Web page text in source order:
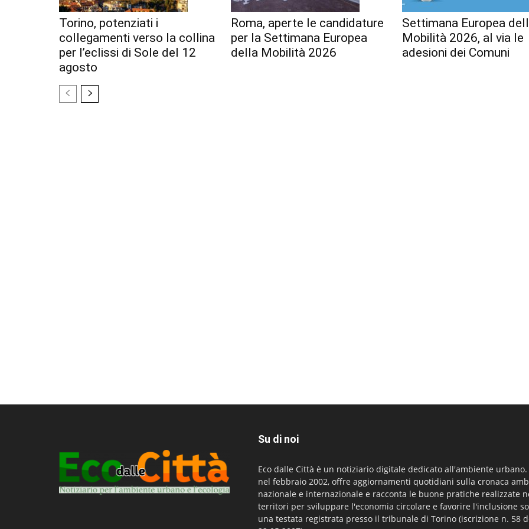
Torino, potenziati i
collegamenti verso la collina
per l’eclissi di Sole del 12
agosto
Roma, aperte le candidature
per la Settimana Europea
della Mobilità 2026
Settimana Europea
Mobilità 2026, al via le
adesioni dei Comuni
Su di noi
Eco dalle Città è un notiziario digitale dedicato all'ambiente
nel febbraio 2002, offre aggiornamenti quotidiani sulla cronaca
nazionale e internazionale e racconta le buone pratiche realizzate
territori per sviluppare l'economia circolare e favorire l'inclusione
una testata registrata presso il tribunale di Torino (iscrizione n. 58